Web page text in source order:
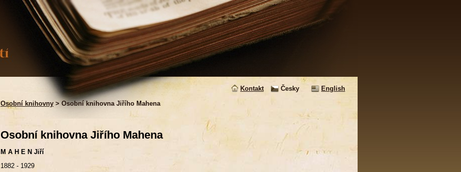
Kontakt Česky
English
Osobní knihovny > Osobní knihovna Jiřího Mahena
Osobní knihovna Jiřího Mahena
M A H E N Jiří
1882 - 1929